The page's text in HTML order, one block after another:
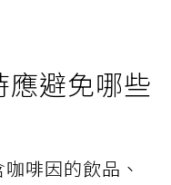
應避免哪些
啡因的飲品、